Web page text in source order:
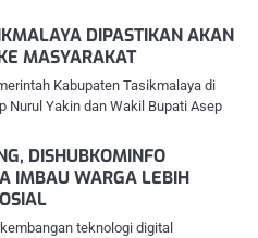
DIPASTIKAN AKAN
MASYARAKAT
Kabupaten Tasikmalaya di
Nurul Yakin dan Wakil Bupati Asep
DISHUBKOMINFO
IMBAU WARGA LEBIH
teknologi digital